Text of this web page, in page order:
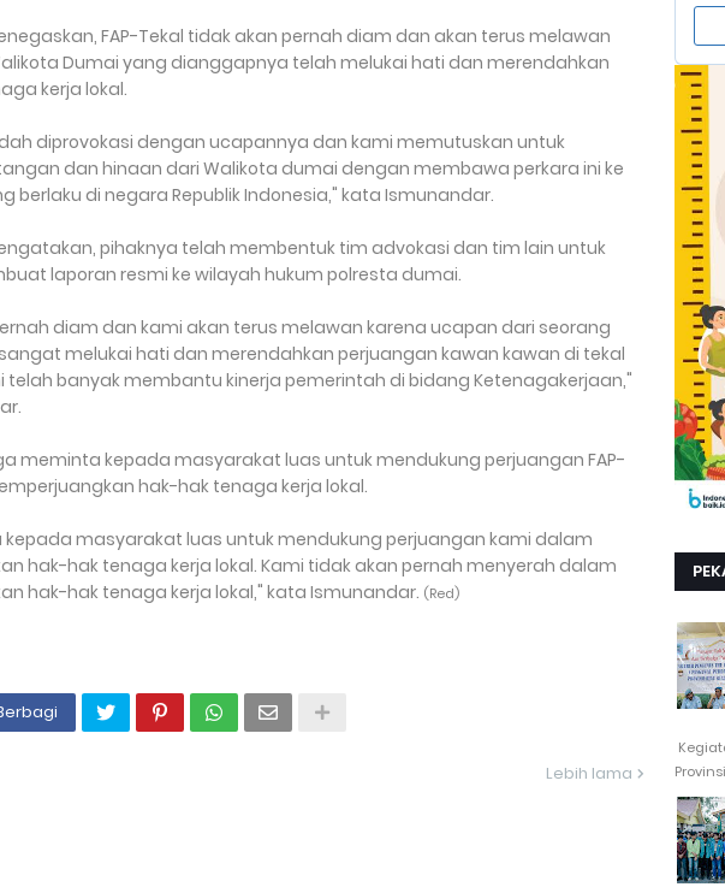
FAP-Tekal tidak akan pernah diam dan akan terus melawan
Dumai yang dianggapnya telah melukai hati dan merendahkan
kerja lokal.
diprovokasi dengan ucapannya dan kami memutuskan untuk
dan hinaan dari Walikota dumai dengan membawa perkara ini ke
berlaku di negara Republik Indonesia," kata Ismunandar.
pihaknya telah membentuk tim advokasi dan tim lain untuk
laporan resmi ke wilayah hukum polresta dumai.
diam dan kami akan terus melawan karena ucapan dari seorang
melukai hati dan merendahkan perjuangan kawan kawan di tekal
telah banyak membantu kinerja pemerintah di bidang Ketenagakerjaan,"
meminta kepada masyarakat luas untuk mendukung perjuangan FAP-
hak-hak tenaga kerja lokal.
masyarakat luas untuk mendukung perjuangan kami dalam
hak-hak tenaga kerja lokal. Kami tidak akan pernah menyerah dalam
hak-hak tenaga kerja lokal," kata Ismunandar. (Red)
Lebih lama